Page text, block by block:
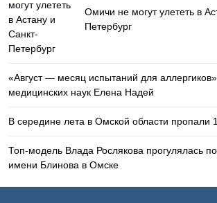
Омичи не могут улететь в
Петербург
«Август — месяц испытаний для
медицинских наук Елена Надей
В середине лета в Омской области пропали
Топ-модель Влада Рослякова прогулялась
имени Блинова в Омске